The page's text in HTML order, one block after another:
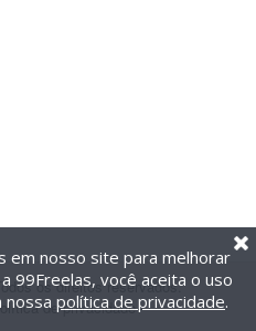
os direitos reservados.
de privacidade
em nosso site para melhorar
99Freelas, você aceita o uso
nossa política de privacidade.